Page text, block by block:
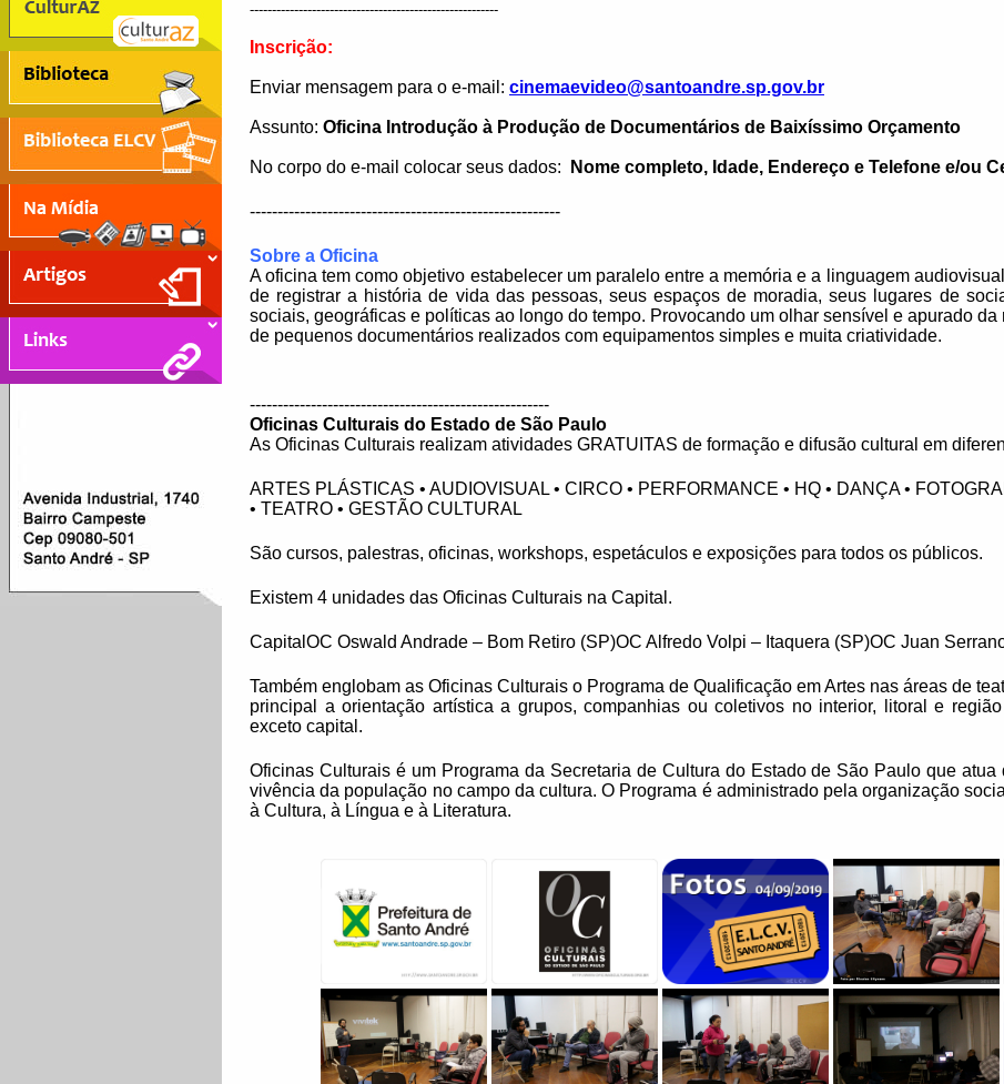
--------------------------------------------------------
Inscrição:
Enviar mensagem para o e-mail: cinemaevideo@santoandre.sp.gov.br
Assunto: Oficina Introdução à Produção de Documentários de Baixíssimo Orçamento
No corpo do e-mail colocar seus dados: Nome completo, Idade, Endereço e Telefone e/ou
--------------------------------------------------------
Sobre a Oficina
A oficina tem como objetivo estabelecer um paralelo entre a memória e a linguagem
de registrar a história de vida das pessoas, seus espaços de moradia, seus lugares de
sociais, geográficas e políticas ao longo do tempo. Provocando um olhar sensível e apurado
de pequenos documentários realizados com equipamentos simples e muita criatividade.
------------------------------------------------------
Oficinas Culturais do Estado de São Paulo
As Oficinas Culturais realizam atividades GRATUITAS de formação e difusão cultural em
ARTES PLÁSTICAS • AUDIOVISUAL • CIRCO • PERFORMANCE • HQ • DANÇA •
• TEATRO • GESTÃO CULTURAL
São cursos, palestras, oficinas, workshops, espetáculos e exposições para todos os públicos.
Existem 4 unidades das Oficinas Culturais na Capital.
CapitalOC Oswald Andrade – Bom Retiro (SP)OC Alfredo Volpi – Itaquera (SP)OC Juan
Também englobam as Oficinas Culturais o Programa de Qualificação em Artes nas áreas de
principal a orientação artística a grupos, companhias ou coletivos no interior, litoral e
exceto capital.
Oficinas Culturais é um Programa da Secretaria de Cultura do Estado de São Paulo que
vivência da população no campo da cultura. O Programa é administrado pela organização
à Cultura, à Língua e à Literatura.